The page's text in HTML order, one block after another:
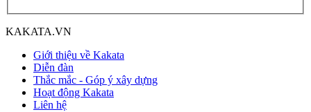
KAKATA.VN
Giới thiệu về Kakata
Diễn đàn
Thắc mắc - Góp ý xây dựng
Hoạt động Kakata
Liên hệ